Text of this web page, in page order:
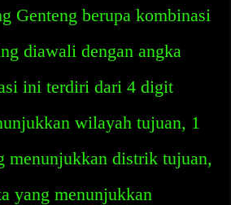
Genteng berupa kombinasi
diawali dengan angka
ini terdiri dari 4 digit
wilayah tujuan, 1
menunjukkan distrik tujuan,
yang menunjukkan